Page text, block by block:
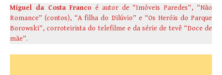
Miguel da Costa Franco é autor de “Imóveis Paredes”, “Não
Romance” (contos), “A filha do Dilúvio” e “Os Heróis do Parque
Borowski”, corroteirista do telefilme e da série de tevê “Doce de
mãe”.